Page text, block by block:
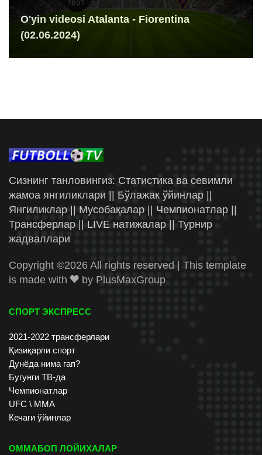
O'yin videosi Atalanta - Fiorentina
(02.06.2024)
Сизнинг танловингиз: Статистика ва севимли
жамоа янгиликлари || Бўлажак ўйинлар ||
Янгиликлар || Мусобақалар || Чемпионатлар ||
Трансферлар || LIVE натижалар || Турнир
жадваллари
Copyright ©2026 All rights reserved | This template
is made with
by PlusMaxGroup
СПОРТ ЭКСПРЕСС
2021-2022 трансферлари
Қизиқарли спорт
Дунёда нима гап?
Бугунги ТВ-да
Чемпионатлар
UFC \ ММА
Кечаги ўйинлар
ОММАБОП ЛОЙИХАЛАР